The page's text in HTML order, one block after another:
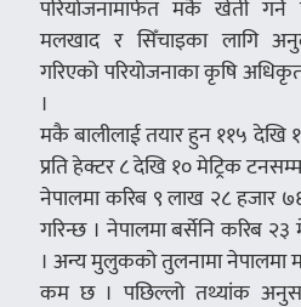
परियोजनामार्फत मकै खेती
मलखाद र सिँचाइका लागि
गरिएको परियोजनाका कृषि
।
मकै बालीलाई तयार हुन ११५ देखि
प्रति हेक्टर ८ देखि १० मेट्रिक
नेपालमा करिब ९ लाख २८ हजार
गरिन्छ । नेपालमा बर्सेनि करिब
। अन्य मुलुकको तुलनामा
कम छ । पछिल्लो तथ्यांक